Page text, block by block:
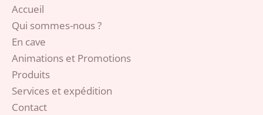
Accueil
Qui sommes-nous ?
En cave
Animations et Promotions
Produits
Services et expédition
Contact